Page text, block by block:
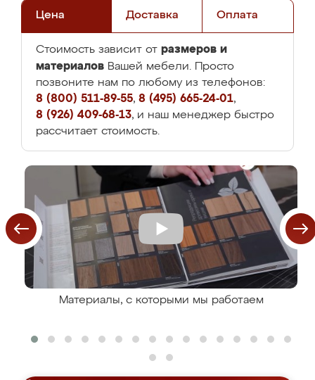
Цена Доставка Оплата
Стоимость зависит от размеров и
материалов Вашей мебели. Просто
позвоните нам по любому из телефонов:
8 (800) 511-89-55, 8 (495) 665-24-01,
8 (926) 409-68-13, и наш менеджер быстро
рассчитает стоимость.
Материалы, с которыми мы работаем